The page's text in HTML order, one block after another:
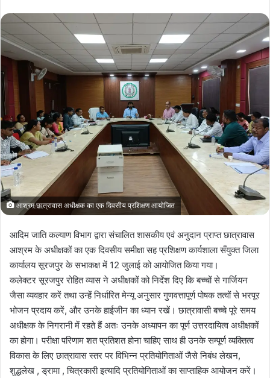
आश्रम छात्रावास अधीक्षक का एक दिवसीय प्रशिक्षण आयोजित
आदिम जाति कल्याण विभाग द्वारा संचालित शासकीय एवं अनुदान प्राप्त छात्रावास
आश्रम के अधीक्षकों का एक दिवसीय समीक्षा सह प्रशिक्षण कार्यशाला सँयुक्त जिला
कार्यालय सूरजपुर के सभाकक्ष में 12 जुलाई को आयोजित किया गया।
कलेक्टर सूरजपुर रोहित व्यास ने अधीक्षकों को निर्देश दिए कि बच्चों से गार्जियन
जैसा व्यवहार करें तथा उन्हें निर्धारित मेन्यू अनुसार गुणवत्तापूर्ण पोषक तत्वों से भरपूर
भोजन प्रदाय करें, और उनके हाईजीन का ध्यान रखें। छात्रावासी बच्चे पूरे समय
अधीक्षक के निगरानी में रहते हैं अतः उनके अध्यापन का पूर्ण उत्तरदायित्व अधीक्षकों
का होगा। परीक्षा परिणाम शत प्रतिशत होना चाहिए साथ ही उनके सम्पूर्ण व्यक्तित्व
विकास के लिए छात्रावास स्तर पर विभिन्न प्रतियोगिताओं जैसे निबंध लेखन,
शुद्धलेख , ड्रामा , चित्रकारी इत्यादि प्रतियोगिताओं का साप्ताहिक आयोजन करें।